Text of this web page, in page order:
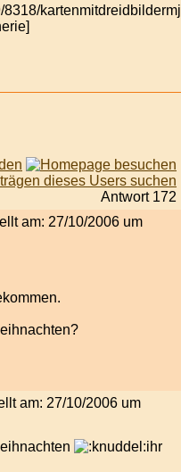
Antwort 172
am: 27/10/2006 um
am: 27/10/2006 um
ihr